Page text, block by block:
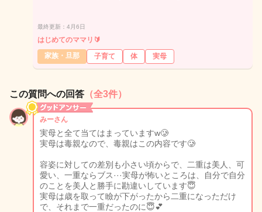
最終更新：4月6日
はじめてのママリ🔰
家族・旦那
子育て 体 実母
この質問への回答 （全3件）
みーさん
実母と全て当てはまっていますw🥲
実母は毒親なので、毒親はこの内容です🥲
容姿に対しての差別も小さい頃からで、二重は美人、可
愛い、一重ならブス···実母が怖いところは、自分で自分
のことを美人と勝手に勘違いしています😇
実母は歳を取って瞼が下がったから二重になっただけ
で、それまで一重だったのに😇💕